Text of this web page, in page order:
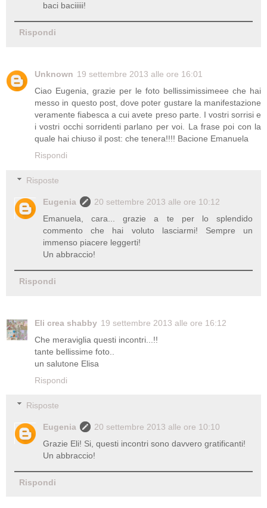
baci baciiiii!
Rispondi
Unknown 19 settembre 2013 alle ore 16:01
Ciao Eugenia, grazie per le foto bellissimissimeee che hai
messo in questo post, dove poter gustare la manifestazione
veramente fiabesca a cui avete preso parte. I vostri sorrisi e
i vostri occhi sorridenti parlano per voi. La frase poi con la
quale hai chiuso il post: che tenera!!!! Bacione Emanuela
Rispondi
Risposte
Eugenia
20 settembre 2013 alle ore 10:12
Emanuela, cara... grazie a te per lo splendido
commento che hai voluto lasciarmi! Sempre un
immenso piacere leggerti!
Un abbraccio!
Rispondi
Eli crea shabby 19 settembre 2013 alle ore 16:12
Che meraviglia questi incontri...!!
tante bellissime foto..
un salutone Elisa
Rispondi
Risposte
Eugenia
20 settembre 2013 alle ore 10:10
Grazie Eli! Si, questi incontri sono davvero gratificanti!
Un abbraccio!
Rispondi